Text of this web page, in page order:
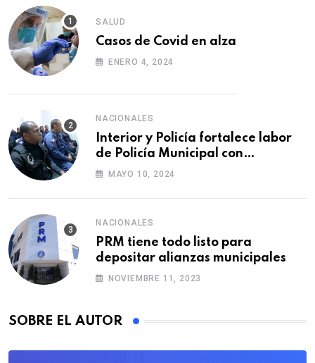
SALUD
Casos de Covid en alza
ENERO 4, 2024
NACIONALES
Interior y Policía fortalece labor
de Policía Municipal con
formación de agentes
MAYO 10, 2024
NACIONALES
PRM tiene todo listo para
depositar alianzas municipales
NOVIEMBRE 11, 2023
SOBRE EL AUTOR